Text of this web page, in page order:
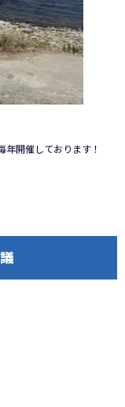
開催しております！